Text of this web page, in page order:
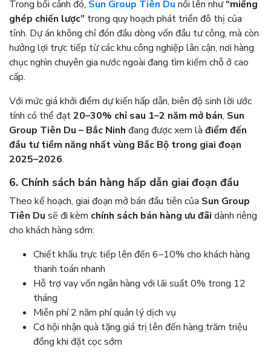
Trong bối cảnh đó, Sun Group Tiên Du nổi lên như“miếng
ghép chiến lược” trong quy hoạch phát triển đô thị của
tỉnh. Dự án không chỉ đón đầu dòng vốn đầu tư công, mà còn
hưởng lợi trực tiếp từ các khu công nghiệp lân cận, nơi hàng
chục nghìn chuyên gia nước ngoài đang tìm kiếm chỗ ở cao
cấp.
Với mức giá khởi điểm dự kiến hấp dẫn, biên độ sinh lời ước
tính có thể đạt20–30% chỉ sau 1–2 năm mở bán, Sun
Group Tiên Du – Bắc Ninh đang được xem là điểm đến
đầu tư tiềm năng nhất vùng Bắc Bộ trong giai đoạn
2025–2026.
6. Chính sách bán hàng hấp dẫn giai đoạn đầu
Theo kế hoạch, giai đoạn mở bán đầu tiên của Sun Group
Tiên Du sẽ đi kèm chính sách bán hàng ưu đãi dành riêng
cho khách hàng sớm:
Chiết khấu trực tiếp lên đến 6–10% cho khách hàng
thanh toán nhanh
Hỗ trợ vay vốn ngân hàng với lãi suất 0% trong 12
tháng
Miễn phí 2 năm phí quản lý dịch vụ
Cơ hội nhận quà tặng giá trị lên đến hàng trăm triệu
đồng khi đặt cọc sớm